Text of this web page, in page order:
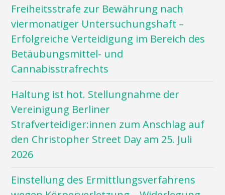
Freiheitsstrafe zur Bewährung nach
viermonatiger Untersuchungshaft –
Erfolgreiche Verteidigung im Bereich des
Betäubungsmittel- und
Cannabisstrafrechts
Haltung ist hot. Stellungnahme der
Vereinigung Berliner
Strafverteidiger:innen zum Anschlag auf
den Christopher Street Day am 25. Juli
2026
Einstellung des Ermittlungsverfahrens